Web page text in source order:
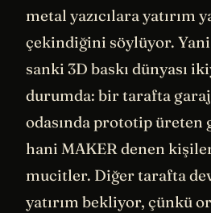
metal yazıcılara yatırım
çekindiğini söylüyor. Yani
sanki 3D baskı dünyası
durumda: bir tarafta
odasında prototip
hani MAKER denen
mucitler. Diğer tarafta
yatırım bekliyor, çünkü